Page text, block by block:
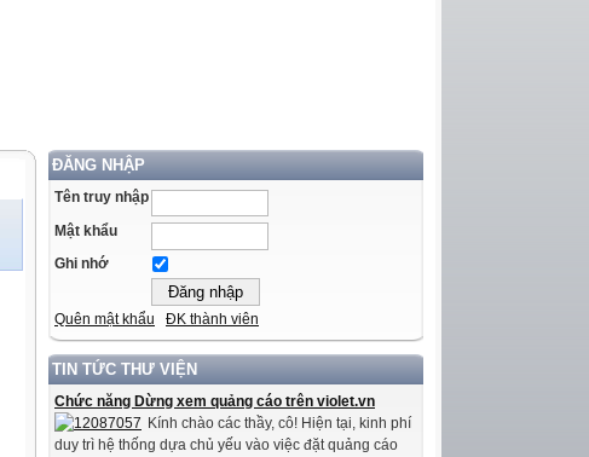
ĐĂNG NHẬP
Tên truy nhập
Mật khẩu
Ghi nhớ
Quên mật khẩu ĐK thành viên
TIN TỨC THƯ VIỆN
Chức năng Dừng xem quảng cáo trên violet.vn
Kính chào các thầy, cô! Hiện tại, kinh phí
duy trì hệ thống dựa chủ yếu vào việc đặt quảng cáo